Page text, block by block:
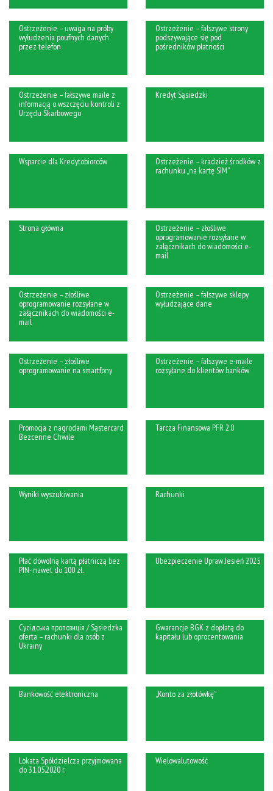
Ostrzeżenie – uwaga na próby
wyłudzenia poufnych danych
przez telefon
Ostrzeżenie – fałszywe strony
podszywające się pod
pośredników płatności
Ostrzeżenie – fałszywe maile z
informacją o wszczęciu kontroli z
Urzędu Skarbowego
Kredyt Sąsiedzki
Wsparcie dla Kredytobiorców
Ostrzeżenie – kradzież środków z
rachunku „na kartę SIM”
Strona główna
Ostrzeżenie – złośliwe
oprogramowanie rozsyłane w
załącznikach do wiadomości e-
mail
Ostrzeżenie – złośliwe
oprogramowanie rozsyłane w
załącznikach do wiadomości e-
mail
Ostrzeżenie – fałszywe sklepy
wyłudzające dane
Ostrzeżenie – złośliwe
oprogramowanie na smartfony
Ostrzeżenie – fałszywe e-maile
rozsyłane do klientów banków
Promocja z nagrodami Mastercard
Bezcenne Chwile
Tarcza Finansowa PFR 2.0
Wyniki wyszukiwania Rachunki
Płać dowolną kartą płatniczą bez
PIN- nawet do 100 zł.
Ubezpieczenie Upraw Jesień 2025
Сусідська пропозиція / Sąsiedzka
oferta – rachunki dla osób z
Ukrainy
Gwarancje BGK z dopłatą do
kapitału lub oprocentowania
Bankowość elektroniczna „Konto za złotówkę”
Lokata Spółdzielcza przyjmowana
do 31.05.2020 r.
Wielowalutowość